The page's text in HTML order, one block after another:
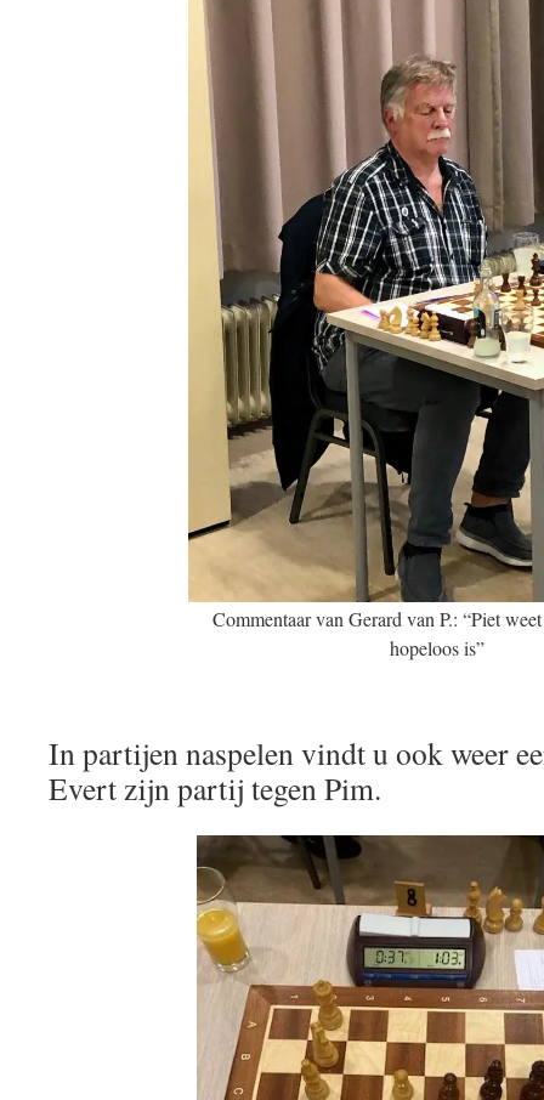
Commentaar van Gerard van P.: “Piet
hopeloos is”
In partijen naspelen vindt u ook weer
Evert zijn partij tegen Pim.